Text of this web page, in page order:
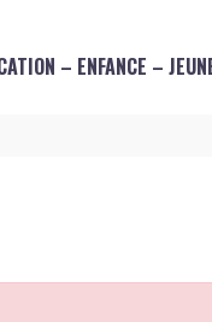
– ENFANCE –